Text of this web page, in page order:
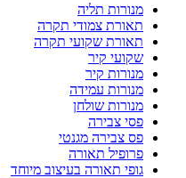
מנורות תליה
תאורת צמודי תקרה
תאורת שקועי תקרה
שקועי קיר
מנורות קיר
מנורות עמידה
מנורות שולחן
פסי צבירה
פס צבירה מגנטי
פרופיל תאורה
גופי תאורה בעיצוב מיוחד